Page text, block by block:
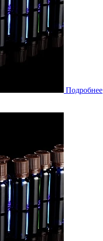
Подробнее